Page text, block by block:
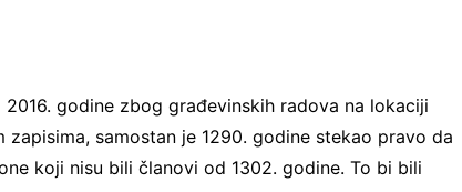
godine zbog građevinskih radova na lokaciji
samostan je 1290. godine stekao pravo da
koji nisu bili članovi od 1302. godine. To bi bili